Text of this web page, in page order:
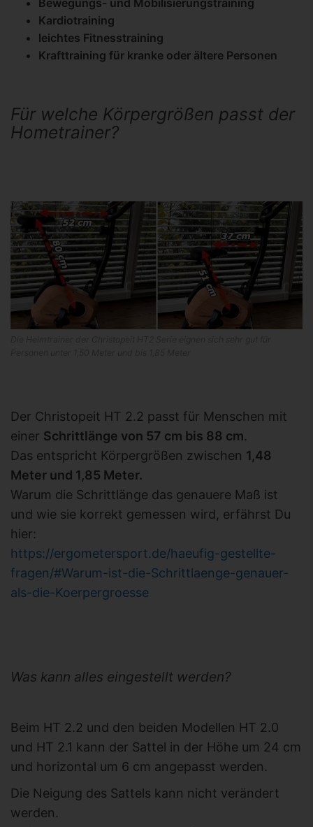
Kardiotraining
leichtes Fitnesstraining
Krafttraining für kranke oder ältere Personen
Für welche Körpergrößen passt der
Hometrainer?
Der Christopeit HT 2.2 passt für Menschen mit
einer Schrittlänge von 57 cm bis 88 cm.
Das entspricht Körpergrößen zwischen 1,48
Meter und 1,85 Meter.
Warum die Schrittlänge das genauere Maß ist
und wie sie korrekt gemessen wird, erfährst Du
hier:
https://ergometersport.de/haeufig-gestellte-
fragen/#Warum-ist-die-Schrittlaenge-genauer-
als-die-Koerpergroesse
Was kann alles eingestellt werden?
Beim HT 2.2 und den beiden Modellen HT 2.0
und HT 2.1 kann der Sattel in der Höhe um 24 cm
und horizontal um 6 cm angepasst werden.
Die Neigung des Sattels kann nicht verändert
werden.